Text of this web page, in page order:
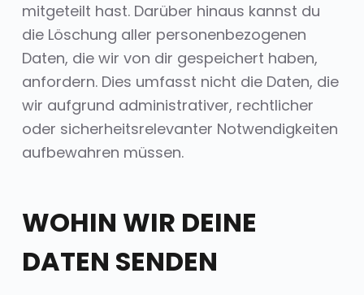
mitgeteilt hast. Darüber hinaus kannst du
die Löschung aller personenbezogenen
Daten, die wir von dir gespeichert haben,
anfordern. Dies umfasst nicht die Daten, die
wir aufgrund administrativer, rechtlicher
oder sicherheitsrelevanter Notwendigkeiten
aufbewahren müssen.
WOHIN WIR DEINE
DATEN SENDEN